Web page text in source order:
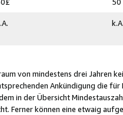
von mindestens drei Jahren
Ankündigung die
in der Übersicht
Ferner können eine etwaig